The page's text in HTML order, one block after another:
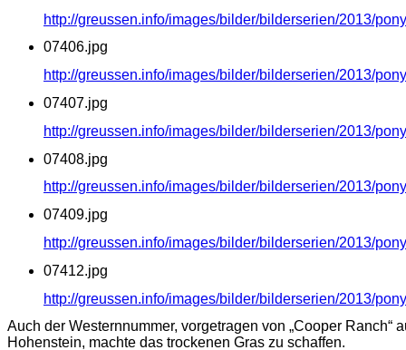
http://greussen.info/images/bilder/bilderserien/2013/
07406.jpg
http://greussen.info/images/bilder/bilderserien/2013/
07407.jpg
http://greussen.info/images/bilder/bilderserien/2013/
07408.jpg
http://greussen.info/images/bilder/bilderserien/2013/
07409.jpg
http://greussen.info/images/bilder/bilderserien/2013/
07412.jpg
http://greussen.info/images/bilder/bilderserien/2013/
Auch der Westernnummer, vorgetragen von „Cooper Ranch“
Hohenstein, machte das trockenen Gras zu schaffen.